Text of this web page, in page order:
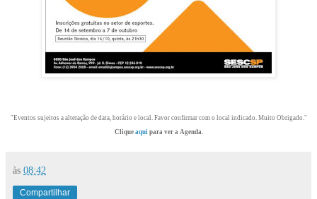
"Eventos sujeitos a alteração de data, horário e local. Favor confirmar com o local indicado. Muito Obrigado."
Clique aqui para ver a Agenda.
às 08:42
Compartilhar